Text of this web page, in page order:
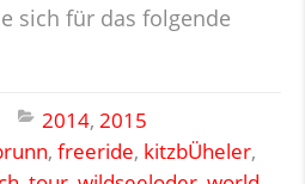
sich für das folgende
2014, 2015
, freeride, kitzbÜheler,